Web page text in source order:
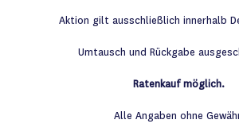
Aktion gilt ausschließlich innerhalb
Umtausch und Rückgabe
Ratenkauf möglich.
Alle Angaben ohne